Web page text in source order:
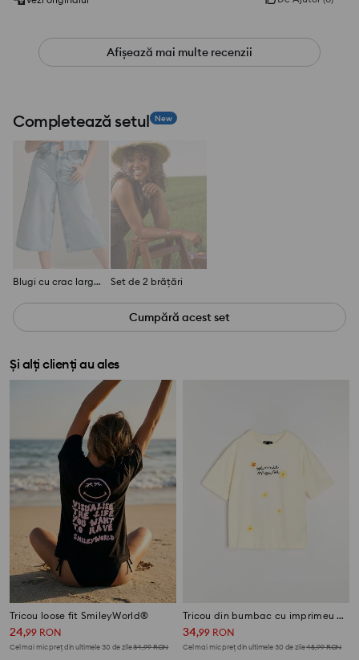
Afișează mai multe recenzii
Completează setul New
Blugi cu crac larg și talie înaltă Set de 2 brățări
Cumpără acest set
Și alți clienți au ales
Tricou loose fit SmileyWorld®
24,99 RON
Cel mai mic preț din ultimele 30 de zile34,99RON
Tricou din bumbac cu imprimeu Minnie Mouse
34,99 RON
Cel mai mic preț din ultimele 30 de zile45,99RON